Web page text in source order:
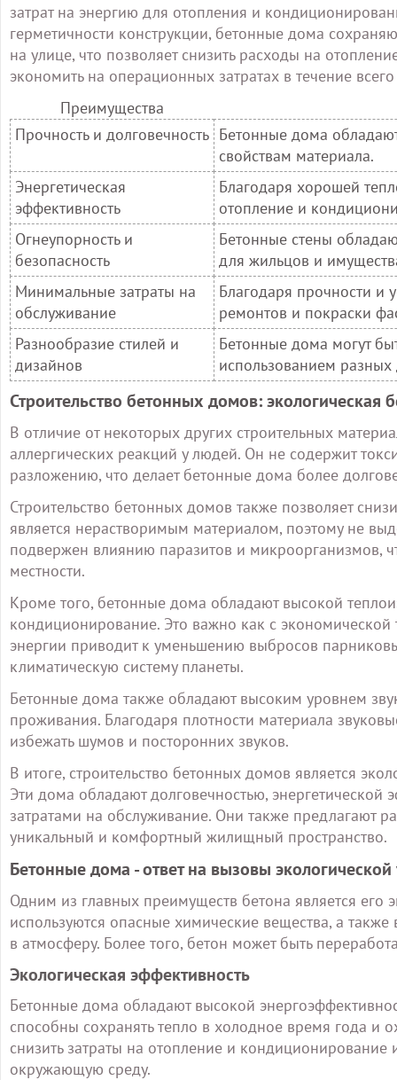
затрат на энергию для отопления и
герметичности конструкции, бетонные дома
на улице, что позволяет снизить расходы на
экономить на операционных затратах в течение
Преимущества
Прочность и долговечность Бетонные дома
свойствам материала.
Энергетическая
эффективность
Благодаря хорошей
отопление и
Огнеупорность и
безопасность
Бетонные стены
для жильцов и
Минимальные затраты на
обслуживание
Благодаря прочности и
ремонтов и покраски
Разнообразие стилей и
дизайнов
Бетонные дома могут
использованием
Строительство бетонных домов: экологическая
В отличие от некоторых других строительных
аллергических реакций у людей. Он не содержит
разложению, что делает бетонные дома более
Строительство бетонных домов также позволяет
является нерастворимым материалом, поэтому не
подвержен влиянию паразитов и микроорганизмов,
местности.
Кроме того, бетонные дома обладают высокой
кондиционирование. Это важно как с
энергии приводит к уменьшению выбросов
климатическую систему планеты.
Бетонные дома также обладают высоким уровнем
проживания. Благодаря плотности материала
избежать шумов и посторонних звуков.
В итоге, строительство бетонных домов является
Эти дома обладают долговечностью,
затратами на обслуживание. Они также предлагают
уникальный и комфортный жилищный пространство.
Бетонные дома - ответ на вызовы экологической
Одним из главных преимуществ бетона является его
используются опасные химические вещества, а
в атмосферу. Более того, бетон может быть
Экологическая эффективность
Бетонные дома обладают высокой
способны сохранять тепло в холодное время года и
снизить затраты на отопление и кондиционирование
окружающую среду.